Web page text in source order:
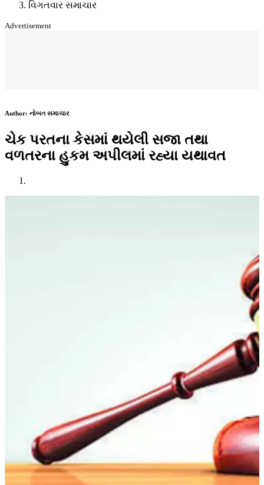
વિગતવાર સમાચાર
Advertisement
Author: નોબત સમાચાર
ચેક પરતના કેસમાં થયેલી સજા તથા
વળતરના હુકમ અપીલમાં રહ્યા યથાવત